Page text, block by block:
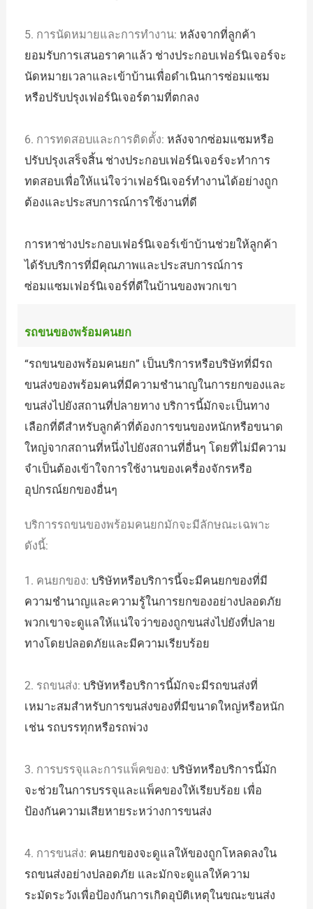
5. การนัดหมายและการทำงาน: หลังจากที่ลูกค้า
ยอมรับการเสนอราคาแล้ว ช่างประกอบเฟอร์นิเจอร์จะ
นัดหมายเวลาและเข้าบ้านเพื่อดำเนินการซ่อมแซม
หรือปรับปรุงเฟอร์นิเจอร์ตามที่ตกลง
6. การทดสอบและการติดตั้ง: หลังจากซ่อมแซมหรือ
ปรับปรุงเสร็จสิ้น ช่างประกอบเฟอร์นิเจอร์จะทำการ
ทดสอบเพื่อให้แน่ใจว่าเฟอร์นิเจอร์ทำงานได้อย่างถูก
ต้องและประสบการณ์การใช้งานที่ดี
การหาช่างประกอบเฟอร์นิเจอร์เข้าบ้านช่วยให้ลูกค้า
ได้รับบริการที่มีคุณภาพและประสบการณ์การ
ซ่อมแซมเฟอร์นิเจอร์ที่ดีในบ้านของพวกเขา
รถขนของพร้อมคนยก
“รถขนของพร้อมคนยก” เป็นบริการหรือบริษัทที่มีรถ
ขนส่งของพร้อมคนที่มีความชำนาญในการยกของและ
ขนส่งไปยังสถานที่ปลายทาง บริการนี้มักจะเป็นทาง
เลือกที่ดีสำหรับลูกค้าที่ต้องการขนของหนักหรือขนาด
ใหญ่จากสถานที่หนึ่งไปยังสถานที่อื่นๆ โดยที่ไม่มีความ
จำเป็นต้องเข้าใจการใช้งานของเครื่องจักรหรือ
อุปกรณ์ยกของอื่นๆ
บริการรถขนของพร้อมคนยกมักจะมีลักษณะเฉพาะ
ดังนี้:
1. คนยกของ:บริษัทหรือบริการนี้จะมีคนยกของที่มี
ความชำนาญและความรู้ในการยกของอย่างปลอดภัย
พวกเขาจะดูแลให้แน่ใจว่าของถูกขนส่งไปยังที่ปลาย
ทางโดยปลอดภัยและมีความเรียบร้อย
2. รถขนส่ง:บริษัทหรือบริการนี้มักจะมีรถขนส่งที่
เหมาะสมสำหรับการขนส่งของที่มีขนาดใหญ่หรือหนัก
เช่น รถบรรทุกหรือรถพ่วง
3. การบรรจุและการแพ็คของ:บริษัทหรือบริการนี้มัก
จะช่วยในการบรรจุและแพ็คของให้เรียบร้อย เพื่อ
ป้องกันความเสียหายระหว่างการขนส่ง
4. การขนส่ง: คนยกของจะดูแลให้ของถูกโหลดลงใน
รถขนส่งอย่างปลอดภัย และมักจะดูแลให้ความ
ระมัดระวังเพื่อป้องกันการเกิดอุบัติเหตุในขณะขนส่ง